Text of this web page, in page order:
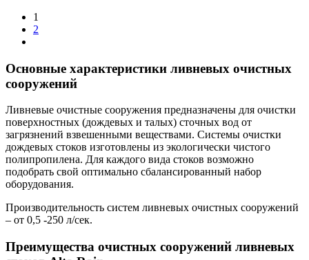
1
2
Основные характеристики ливневых очистных
сооружений
Ливневые очистные сооружения предназначены для очистки
поверхностных (дождевых и талых) сточных вод от
загрязнений взвешенными веществами. Системы очистки
дождевых стоков изготовлены из экологически чистого
полипропилена. Для каждого вида стоков возможно
подобрать свой оптимально сбалансированный набор
оборудования.
Производительность систем ливневых очистных сооружений
– от 0,5 -250 л/сек.
Преимущества очистных сооружений ливневых